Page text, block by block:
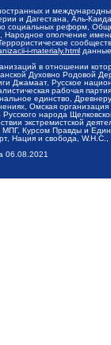
и
и Дагестана, Аль-
социальных реформ,
Народное ополчение
i-materialy.html
в отношении
Духовно Родовой
Джамаат, Русское
рабочая
единство,
Омская
народа
экстремистской
Курсом Правды и
Нация и свобода,
06.08.2021